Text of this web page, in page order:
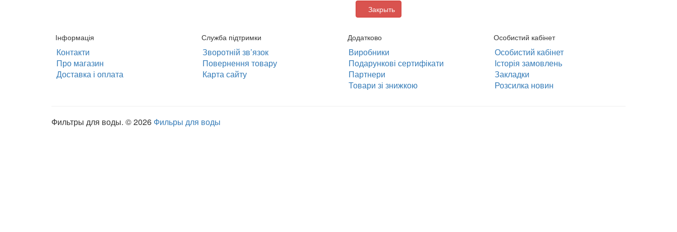
Закрыть
Інформація
Контакти
Про магазин
Доставка і оплата
Служба підтримки
Зворотній зв’язок
Повернення товару
Карта сайту
Додатково
Виробники
Подарункові сертифікати
Партнери
Товари зі знижкою
Особистий кабінет
Особистий кабінет
Історія замовлень
Закладки
Розсилка новин
Фильтры для воды. © 2026 Фильры для воды